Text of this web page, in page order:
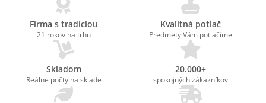
Firma s tradíciou
21 rokov na trhu
Kvalitná potlač
Predmety Vám potlačíme
Skladom
Reálne počty na sklade
20.000+
spokojných zákazníkov